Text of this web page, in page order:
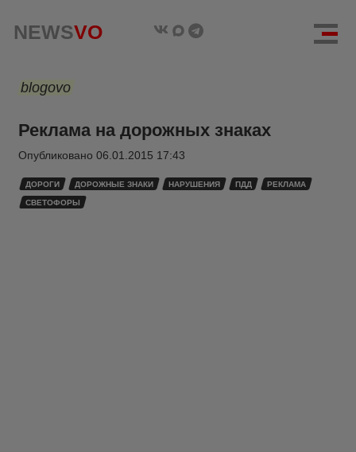
NEWSVO
blogovo
Реклама на дорожных знаках
Опубликовано 06.01.2015 17:43
ДОРОГИ ДОРОЖНЫЕ ЗНАКИ НАРУШЕНИЯ ПДД РЕКЛАМА
СВЕТОФОРЫ